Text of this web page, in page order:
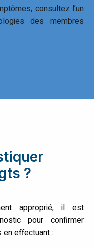
consultez l’un
des membres
?
approprié, il est
pour confirmer
en effectuant :